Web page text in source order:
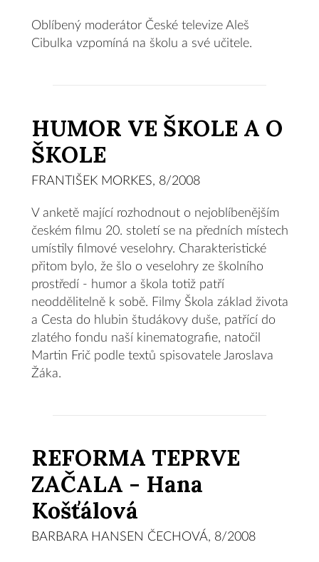
Oblíbený moderátor České televize Aleš
Cibulka vzpomíná na školu a své učitele.
HUMOR VE ŠKOLE A O
ŠKOLE
FRANTIŠEK MORKES, 8/2008
V anketě mající rozhodnout o nejoblíbenějším
českém filmu 20. století se na předních místech
umístily filmové veselohry. Charakteristické
přitom bylo, že šlo o veselohry ze školního
prostředí - humor a škola totiž patří
neoddělitelně k sobě. Filmy Škola základ života
a Cesta do hlubin študákovy duše, patřící do
zlatého fondu naší kinematografie, natočil
Martin Frič podle textů spisovatele Jaroslava
Žáka.
REFORMA TEPRVE
ZAČALA - Hana
Košťálová
BARBARA HANSEN ČECHOVÁ, 8/2008